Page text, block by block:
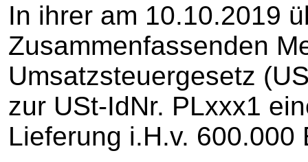
In ihrer am 10.10.2019
Zusammenfassenden
Umsatzsteuergesetz
zur USt-IdNr. PLxxx1
Lieferung i.H.v.